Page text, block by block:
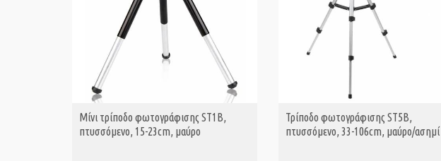
Μίνι τρίποδο φωτογράφισης ST1B,
πτυσσόμενο, 15-23cm, μαύρο
Τρίποδο φωτογράφισης ST5B,
πτυσσόμενο, 33-106cm, μαύρο/ασημί